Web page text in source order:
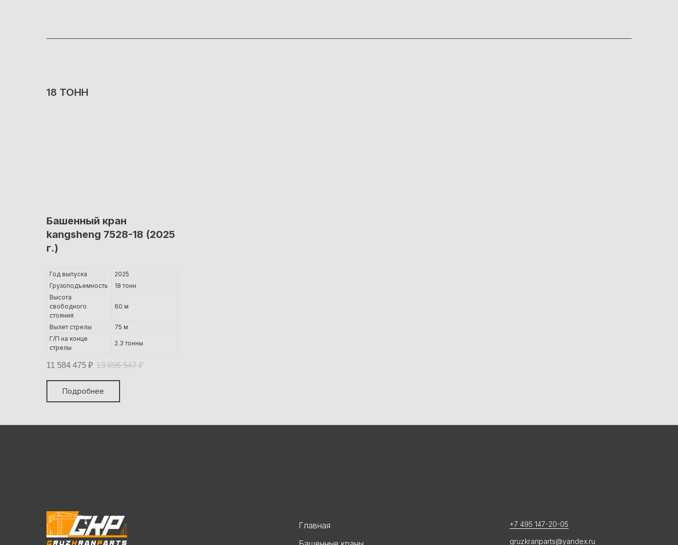
18 ТОНН
Башенный кран
kangsheng 7528-18 (2025
г.)
Год выпуска
2025
Грузоподъемность
18 тонн
Высота
свободного
стояния
60 м
Вылет стрелы
75 м
Г/П на конце
стрелы
2.3 тонны
11 584 475 ₽ 13 896 547 ₽
Подробнее
+7 495 147-20-05
gruzkranparts@yandex.ru
Главная